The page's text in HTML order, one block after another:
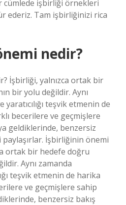
cümlede işbirliği örnekleri
ederiz. Tam işbirliğinizi rica
nedir?
İşbirliği, yalnızca ortak bir
bir yolu değildir. Aynı
teşvik etmenin de
becerilere ve geçmişlere
geldiklerinde, benzersiz
paylaşırlar. İşbirliğinin önemi
ortak bir hedefe doğru
Aynı zamanda
teşvik etmenin de harika
ve geçmişlere sahip
benzersiz bakış